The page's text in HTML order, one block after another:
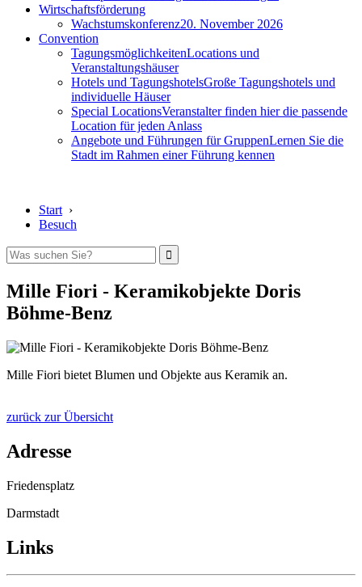
Wirtschaftsförderung
Wachstumskonferenz20. November 2026
Convention
TagungsmöglichkeitenLocations und
Veranstaltungshäuser
Hotels und TagungshotelsGroße Tagungshotels und
individuelle Häuser
Special LocationsVeranstalter finden hier die passende
Location für jeden Anlass
Angebote und Führungen für GruppenLernen Sie die
Stadt im Rahmen einer Führung kennen
Start ›
Besuch
Mille Fiori - Keramikobjekte Doris
Böhme-Benz
Mille Fiori bietet Blumen und Objekte aus Keramik an.
zurück zur Übersicht
Adresse
Friedensplatz
Darmstadt
Links